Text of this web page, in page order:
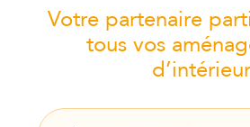
Votre partenaire
tous vos
d’intérieur